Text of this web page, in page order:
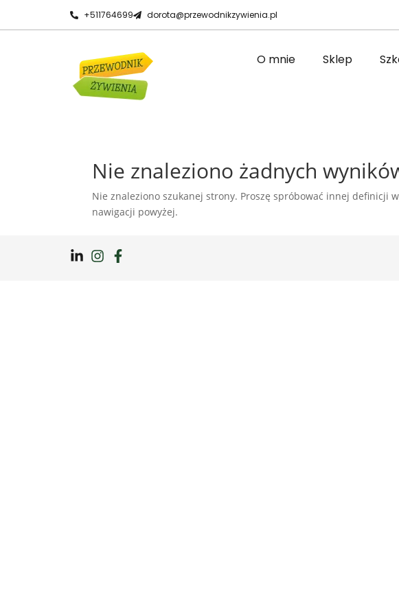
+511764699 dorota@przewodnikzywienia.pl
O mnie Sklep
Nie znaleziono żadnych
Nie znaleziono szukanej strony. Proszę spróbować innej definicji
nawigacji powyżej.